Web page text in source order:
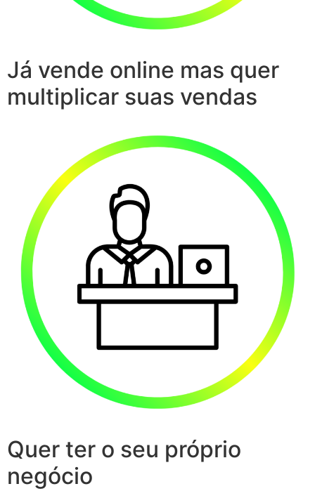
Já vende online mas quer
multiplicar suas vendas
Quer ter o seu próprio
negócio